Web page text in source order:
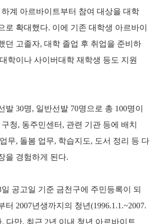
하계 아르바이트부터 참여 대상을 대학
로 확대했다. 이에 기존 대학생 아르바이
던 고졸자, 대학 졸업 후 취업을 준비하
학이나 사이버대학 재학생 등도 지원
발 30명, 일반선발 70명으로 총 100명이
청, 동주민센터, 관련 기관 등에 배치
무, 돌봄 업무, 학습지도, 도서 정리 등 다
을 경험하게 된다.
공고일 기준 금천구에 주민등록이 되
터 2007년생까지의 청년(1996.1.1.~2007.
. 다만, 최근 2년 이내 청년 아르바이트